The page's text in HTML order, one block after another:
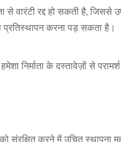
से वारंटी रद्द हो सकती है,
प्रतिस्थापन करना पड़ सकता है।
निर्माता के दस्तावेज़ों से
करने में उचित स्थापना